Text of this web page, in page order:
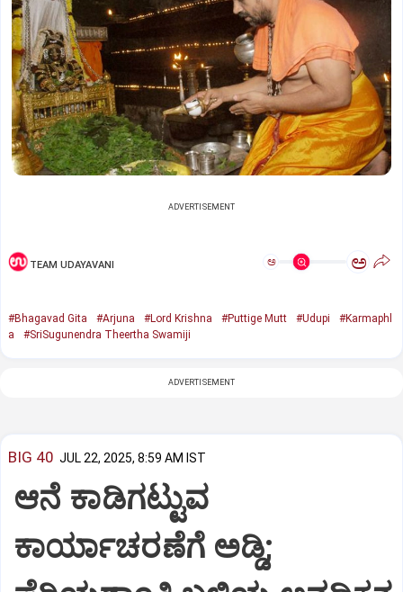
ADVERTISEMENT
TEAM UDAYAVANI ಅ ಅ
#Bhagavad Gita #Arjuna #Lord Krishna #Puttige Mutt #Udupi
#Karmaphl
a
#SriSugunendra Theertha Swamiji
ADVERTISEMENT
BIG 40 JUL 22, 2025, 8:59 AM IST
ಆನೆ ಕಾಡಿಗಟ್ಟುವ
ಕಾರ್ಯಾಚರಣೆಗೆ ಅಡ್ಡಿ;